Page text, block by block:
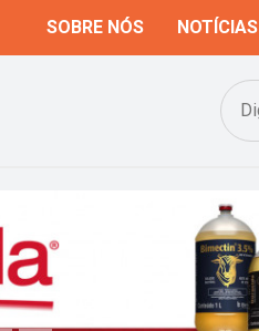
SOBRE NÓS NOTÍCIAS